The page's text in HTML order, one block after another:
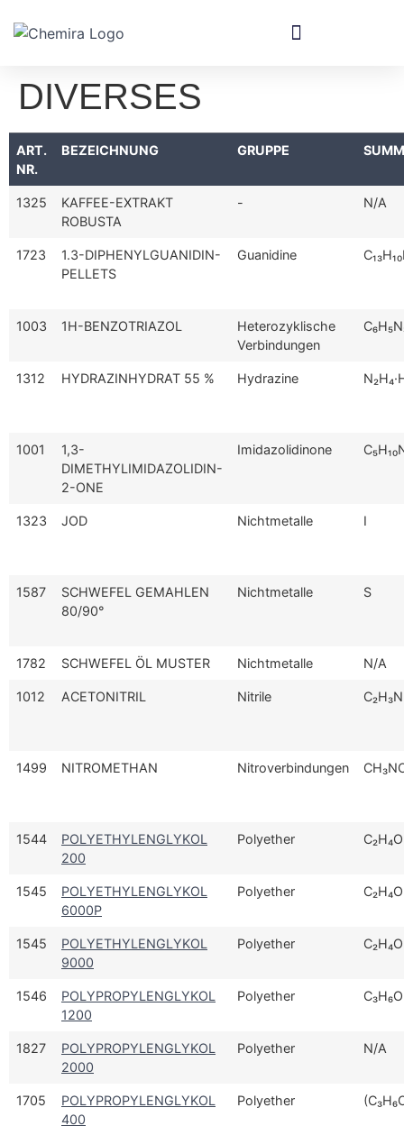
DIVERSES
ART.
NR.
BEZEICHNUNG GRUPPE
1325
KAFFEE-EXTRAKT
ROBUSTA
- N/A
1723
1.3-DIPHENYLGUANIDIN-
PELLETS
Guanidine
1003 1H-BENZOTRIAZOL
Heterozyklische
Verbindungen
1312 HYDRAZINHYDRAT 55 % Hydrazine
1001
1,3-
DIMETHYLIMIDAZOLIDIN-
2-ONE
Imidazolidinone
1323 JOD Nichtmetalle I
1587
SCHWEFEL GEMAHLEN
80/90°
Nichtmetalle S
1782 SCHWEFEL ÖL MUSTER Nichtmetalle N/A
1012 ACETONITRIL Nitrile C₂H₃N
1499 NITROMETHAN Nitroverbindungen
1544
POLYETHYLENGLYKOL
200
Polyether C₂H₄O
1545
POLYETHYLENGLYKOL
6000P
Polyether C₂H₄O
1545
POLYETHYLENGLYKOL
9000
Polyether C₂H₄O
1546
POLYPROPYLENGLYKOL
1200
Polyether C₃H₆O
1827
POLYPROPYLENGLYKOL
2000
Polyether N/A
1705
POLYPROPYLENGLYKOL
400
Polyether